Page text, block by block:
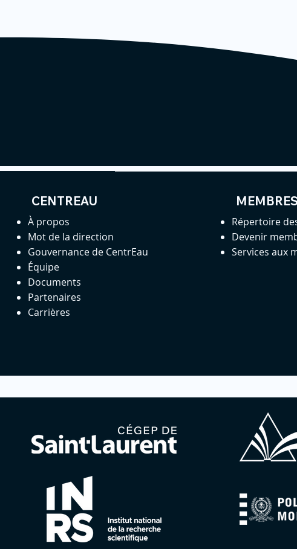
CENTREAU
À propos
Mot de la direction
Gouvernance de CentrEau
Équipe
Documents
Partenaires
Carrières
MEMBRES
Répertoire
Devenir
Services aux